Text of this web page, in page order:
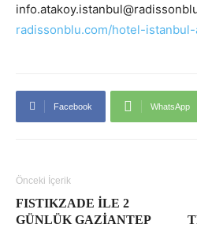
radissonblu.com/hotel-
Facebook WhatsApp
Önceki İçerik
FISTIKZADE ILE 2
GÜNLÜK GAZIANTEP